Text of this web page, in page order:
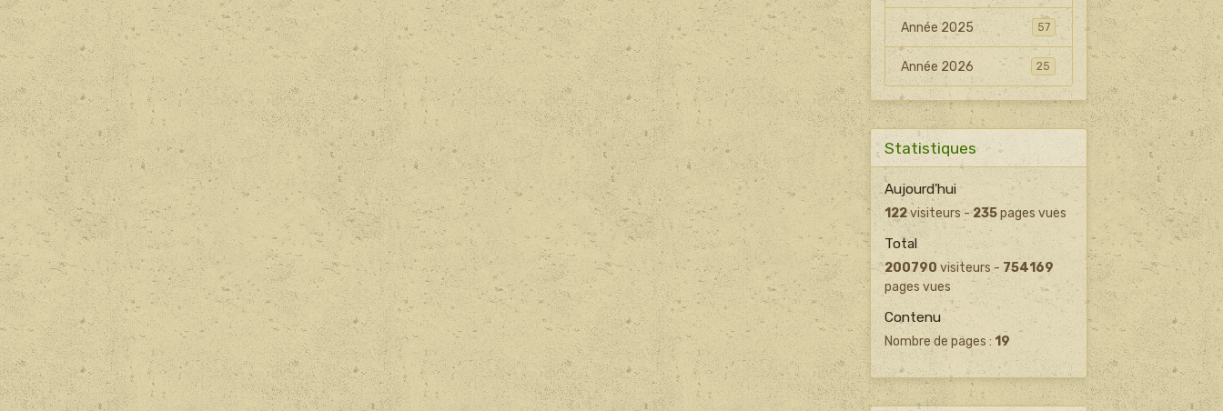
Année 2025 57
Année 2026 25
Statistiques
Aujourd'hui
122visiteurs -235pages vues
Total
200790visiteurs -754169
pages vues
Contenu
Nombre de pages : 19